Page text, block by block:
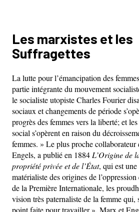
Les marxistes et les
Suffragettes
La lutte pour l’émancipation des
partie intégrante du mouvement
le socialiste utopiste Charles Fourier
sociaux et changements de période
progrès des femmes vers la liberté; et
social s’opèrent en raison du
femmes. » Le plus proche
Engels, a publié en 1884L’Origine de
propriété privée et de l’État, qui est
matérialiste des origines de
de la Première Internationale, les
vision très paternaliste de la femme qui,